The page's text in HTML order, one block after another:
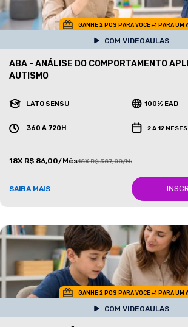
GANHE 2 POS PARA VOCE +1 PARA UM
COM VIDEOAULAS
ABA - ANÁLISE DO COMPORTAMENTO
AUTISMO
LATO SENSU 100% EAD
360 A 720H 2 A 12 MESES
18X R$ 86,00/Mês18X R$ 387,00/Mês
SAIBA MAIS
GANHE 2 POS PARA VOCE +1 PARA UM
COM VIDEOAULAS